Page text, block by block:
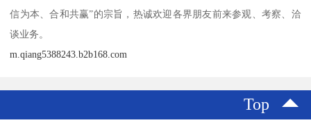
信为本、合和共赢”的宗旨，热诚欢迎各界朋友前来参观、考察、洽
谈业务。
m.qiang5388243.b2b168.com
Top